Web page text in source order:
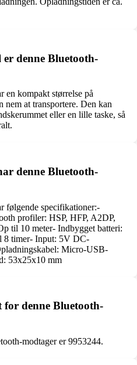
denne Bluetooth-
en kompakt størrelse på
at transportere. Den kan
eller en lille taske, så
denne Bluetooth-
følgende specifikationer:-
profiler: HSP, HFP, A2DP,
til 10 meter- Indbygget batteri:
8 timer- Input: 5V DC-
Micro-USB-
53x25x10 mm
for denne Bluetooth-
modtager er 9953244.